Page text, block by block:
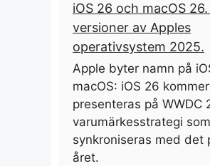
iOS 26 och macOS
versioner av Apples
operativsystem 2025.
Apple byter namn på
macOS: iOS 26
presenteras på WWDC
varumärkesstrategi som
synkroniseras med det
året.